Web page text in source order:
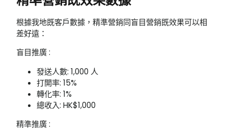
根據我地既客戶數據，精準營銷同盲目營銷既效果可以相
差好遠：
盲目推廣 :
發送人數: 1,000 人
打開率: 15%
轉化率: 1%
總收入: HK$1,000
精準推廣 :